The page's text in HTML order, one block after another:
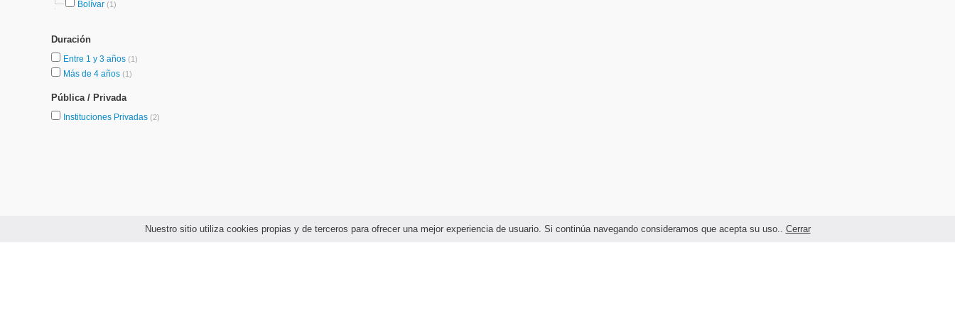
Nuestro sitio utiliza cookies propias y de terceros para ofrecer una mejor experiencia de usuario. Si continúa navegando consideramos que acepta su uso.. Cerrar
Bolívar (1)
Duración
Entre 1 y 3 años (1)
Más de 4 años (1)
Pública / Privada
Instituciones Privadas (2)